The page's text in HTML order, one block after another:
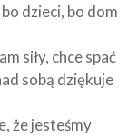
dzieci, bo dom
siły, chce spać
sobą dziękuje
że jesteśmy